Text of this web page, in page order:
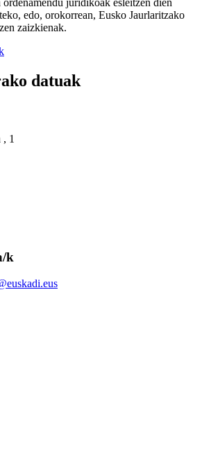
ordenamendu juridikoak esleitzen dien
edo, orokorrean, Eusko Jaurlaritzako
zaizkienak.
datuak
1
k